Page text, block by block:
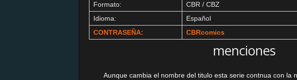
Formato:
CBR / CBZ
Idioma:
Español
CONTRASEÑA:
CBRcomics
menciones
Aunque cambia el nombre del titulo esta serie contnua con la